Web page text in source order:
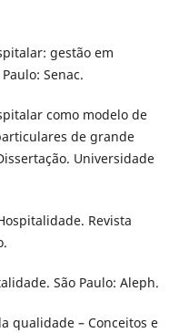
gestão em
Senac.
como modelo de
de grande
Universidade
Revista
São Paulo: Aleph.
qualidade – Conceitos e